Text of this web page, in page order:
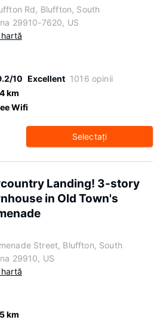
Rd, Bluffton, South
29910-7620, US
10 Excellent 1016 opinii
km
Wifi
Selectaţi
Landing! 3-story
in Old Town's
Street, Bluffton, South
29910, US
km